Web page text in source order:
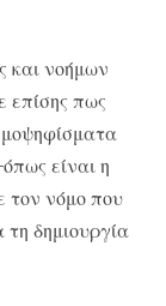
και νοήμων
επίσης πως
είναι η
τον νόμο που
τη δημιουργία